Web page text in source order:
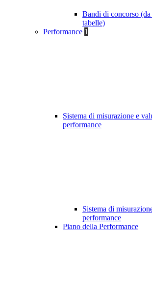
Bandi di concorso
tabelle)
Performance 1
Sistema di misurazione e
performance
Sistema di
performance
Piano della Performance